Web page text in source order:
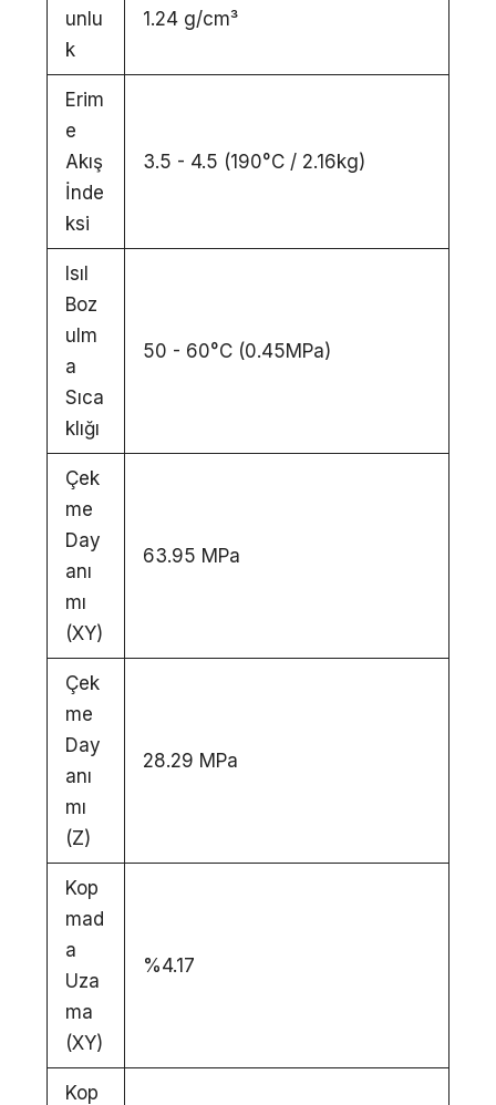
unlu
k
1.24 g/cm³
Erim
e
Akış
İnde
ksi
3.5 - 4.5 (190°C / 2.16kg)
Isıl
Boz
ulm
a
Sıca
klığı
50 - 60°C (0.45MPa)
Çek
me
Day
anı
mı
(XY)
63.95 MPa
Çek
me
Day
anı
mı
(Z)
28.29 MPa
Kop
mad
a
Uza
ma
(XY)
%4.17
Kop